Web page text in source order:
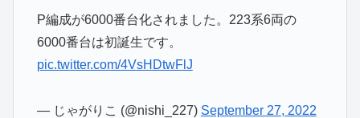
P編成が6000番台化されました。223系6両の
6000番台は初誕生です。
pic.twitter.com/4VsHDtwFlJ
— じゃがりこ (@nishi_227) September 27, 2022